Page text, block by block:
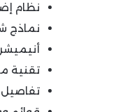
نظام
نماذج
تقنية
تفاصيل